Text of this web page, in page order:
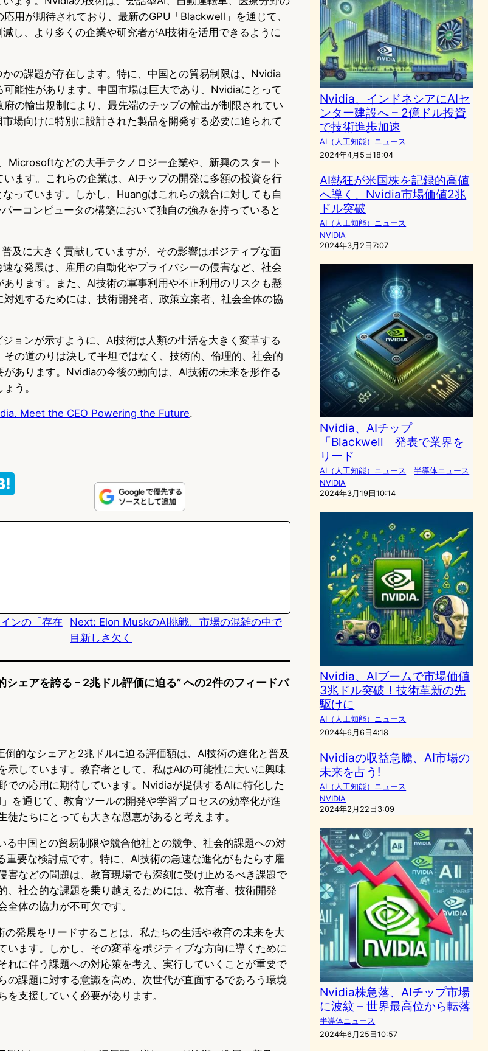
用が期待されており、最新のGPU「Blackwell」を通じて、
し、より多くの企業や研究者がAI技術を活用できるように
の課題が存在します。特に、中国との貿易制限は、Nvidia
能性があります。中国市場は巨大であり、Nvidiaにとって
の輸出規制により、最先端のチップの輸出が制限されてい
場向けに特別に設計された製品を開発する必要に迫られて
Microsoftなどの大手テクノロジー企業や、新興のスタート
ます。これらの企業は、AIチップの開発に多額の投資を行
っています。しかし、Huangはこれらの競合に対しても自
ーコンピュータの構築において独自の強みを持っていると
及に大きく貢献していますが、その影響はポジティブな面
な発展は、雇用の自動化やプライバシーの侵害など、社会
ります。また、AI技術の軍事利用や不正利用のリスクも懸
処するためには、技術開発者、政策立案者、社会全体の協
ョンが示すように、AI技術は人類の生活を大きく変革する
の道のりは決して平坦ではなく、技術的、倫理的、社会的
あります。Nvidiaの今後の動向は、AI技術の未来を形作る
う。
Meet the CEO Powering the Future.
ンの「存在
Next: Elon MuskのAI挑戦、市場の混雑の中で
目新しさ欠く
ェアを誇る – 2兆ドル評価に迫る” への2件のフィードバ
的なシェアと2兆ドルに迫る評価額は、AI技術の進化と普及
示しています。教育者として、私はAIの可能性に大いに興味
での応用に期待しています。Nvidiaが提供するAIに特化した
を通じて、教育ツールの開発や学習プロセスの効率化が進
徒たちにとっても大きな恩恵があると考えます。
る中国との貿易制限や競合他社との競争、社会的課題への対
重要な検討点です。特に、AI技術の急速な進化がもたらす雇
害などの問題は、教育現場でも深刻に受け止めるべき課題で
、社会的な課題を乗り越えるためには、教育者、技術開発
体の協力が不可欠です。
の発展をリードすることは、私たちの生活や教育の未来を大
います。しかし、その変革をポジティブな方向に導くために
れに伴う課題への対応策を考え、実行していくことが重要で
の課題に対する意識を高め、次世代が直面するであろう環境
を支援していく必要があります。
Nvidia、インドネシアにAIセ
ンター建設へ – 2億ドル投資
で技術進歩加速
AI（人工知能）ニュース
2024年4月5日18:04
AI熱狂が米国株を記録的高値
へ導く、Nvidia市場価値2兆
ドル突破
AI（人工知能）ニュース
NVIDIA
2024年3月2日7:07
Nvidia、AIチップ
「Blackwell」発表で業界を
リード
AI（人工知能）ニュース ｜半導体ニュース
NVIDIA
2024年3月19日10:14
Nvidia、AIブームで市場価値
3兆ドル突破！技術革新の先
駆けに
AI（人工知能）ニュース
2024年6月6日4:18
Nvidiaの収益急騰、AI市場の
未来を占う!
AI（人工知能）ニュース
NVIDIA
2024年2月22日3:09
Nvidia株急落、AIチップ市場
に波紋 – 世界最高位から転落
半導体ニュース
2024年6月25日10:57